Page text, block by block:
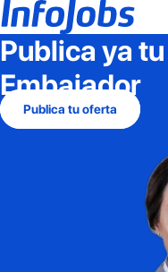
Publica ya
Embajador
Publica tu oferta